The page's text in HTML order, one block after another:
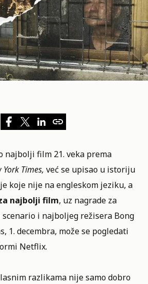
najbolji film 21. veka prema
York Times, već se upisao u istoriju
koje nije na engleskom jeziku, a
najbolji film, uz nagrade za
i najboljeg režisera Bong
1. decembra, može se pogledati
Netflix.
razlikama nije samo dobro